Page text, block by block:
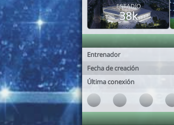
ESTADIO
38k
Entrenador
Fecha de creación
Última conexión